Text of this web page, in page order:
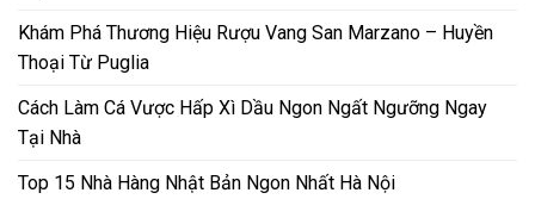
Khám Phá Thương Hiệu Rượu Vang San Marzano – Huyền
Thoại Từ Puglia
Cách Làm Cá Vược Hấp Xì Dầu Ngon Ngất Ngưỡng Ngay
Tại Nhà
Top 15 Nhà Hàng Nhật Bản Ngon Nhất Hà Nội